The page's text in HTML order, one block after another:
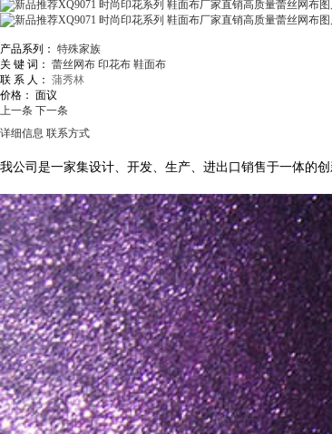
产品系列： 特殊家族
关 键 词： 蕾丝网布 印花布 鞋面布
联 系 人： 蒲秀林
价格： 面议
上一条 下一条
详细信息 联系方式
我公司是一家集设计、开发、生产、进出口销售于一体的